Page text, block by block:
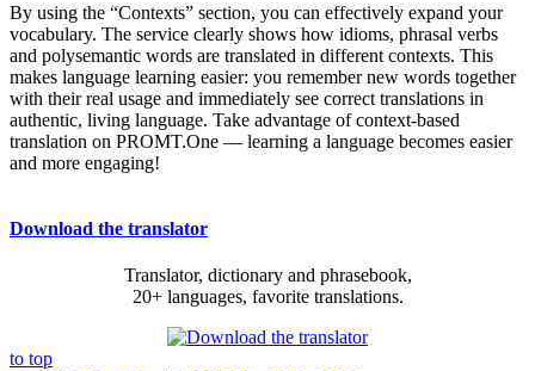
By using the “Contexts” section, you can effectively expand your
vocabulary. The service clearly shows how idioms, phrasal verbs
and polysemantic words are translated in different contexts. This
makes language learning easier: you remember new words together
with their real usage and immediately see correct translations in
authentic, living language. Take advantage of context-based
translation on PROMT.One — learning a language becomes easier
and more engaging!
Download the translator
Translator, dictionary and phrasebook,
20+ languages, favorite translations.
to top